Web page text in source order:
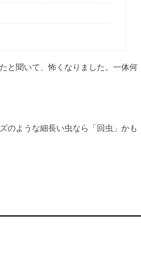
と聞いて、怖くなりました。一体何
のような細長い虫なら「回虫」かも